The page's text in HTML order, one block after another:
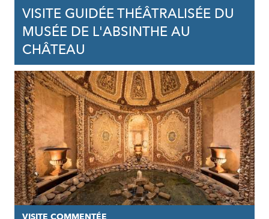
VISITE GUIDÉE THÉÂTRALISÉE DU
MUSÉE DE L'ABSINTHE AU
CHÂTEAU